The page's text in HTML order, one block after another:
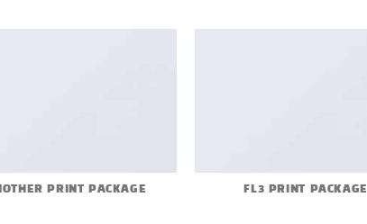
PRINT PACKAGE FL3 PRINT PACKAGE